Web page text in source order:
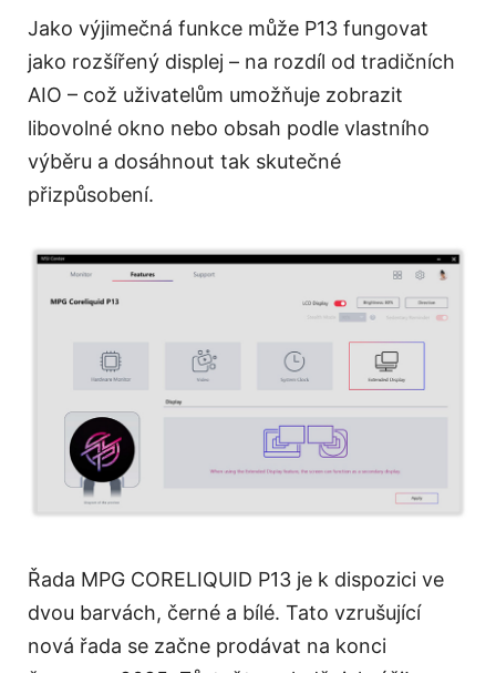
Jako výjimečná funkce může P13 fungovat
jako rozšířený displej – na rozdíl od tradičních
AIO – což uživatelům umožňuje zobrazit
libovolné okno nebo obsah podle vlastního
výběru a dosáhnout tak skutečné
přizpůsobení.
Řada MPG CORELIQUID P13 je k dispozici ve
dvou barvách, černé a bílé. Tato vzrušující
nová řada se začne prodávat na konci